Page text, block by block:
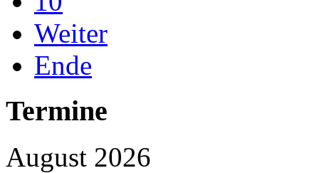
Weiter
Ende
Termine
August 2026